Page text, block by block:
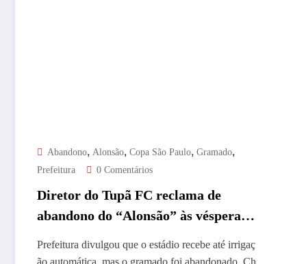
Abandono, Alonsão, Copa São Paulo, Gramado,
Prefeitura 0 Comentários
Diretor do Tupã FC reclama de
abandono do “Alonsão” às vésperas
Prefeitura divulgou que o estádio recebe até irrigaç
ão automática, mas o gramado foi abandonado. Ch